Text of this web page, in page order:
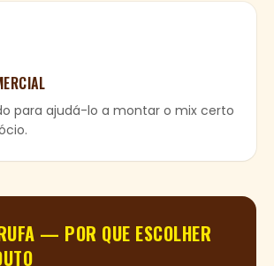
para ajudá-lo a montar o mix certo
— POR QUE ESCOLHER